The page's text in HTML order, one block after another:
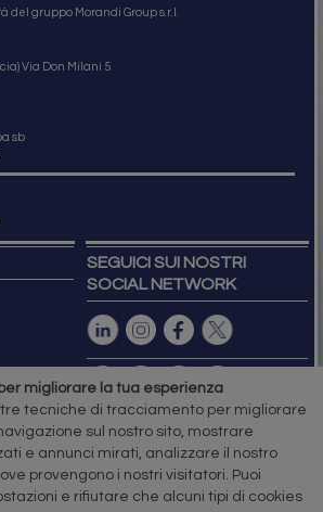
del gruppo Morandi Group s.r.l.
Via Don Milani 5
sb
SEGUICI SUI NOSTRI
SOCIAL NETWORK
versato
IT03562320170
migliorare la tua esperienza
tecniche di tracciamento per migliorare
sul nostro sito, mostrare
e annunci mirati, analizzare il nostro
provengono i nostri visitatori. Puoi
e rifiutare che alcuni tipi di cookies